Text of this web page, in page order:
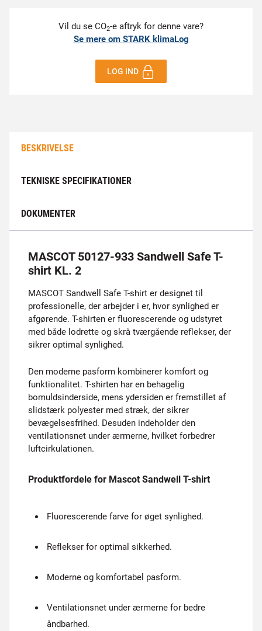
Vil du se CO2-e aftryk for denne vare?
Se mere om STARK klimaLog
LOG IND
BESKRIVELSE
TEKNISKE SPECIFIKATIONER
DOKUMENTER
MASCOT 50127-933 Sandwell Safe T-
shirt KL. 2
MASCOT Sandwell Safe T-shirt er designet til
professionelle, der arbejder i er, hvor synlighed er
afgørende. T-shirten er fluorescerende og udstyret
med både lodrette og skrå tværgående reflekser, der
sikrer optimal synlighed.
Den moderne pasform kombinerer komfort og
funktionalitet. T-shirten har en behagelig
bomuldsinderside, mens ydersiden er fremstillet af
slidstærk polyester med stræk, der sikrer
bevægelsesfrihed. Desuden indeholder den
ventilationsnet under ærmerne, hvilket forbedrer
luftcirkulationen.
Produktfordele for Mascot Sandwell T-shirt
Fluorescerende farve for øget synlighed.
Reflekser for optimal sikkerhed.
Moderne og komfortabel pasform.
Ventilationsnet under ærmerne for bedre
åndbarhed.